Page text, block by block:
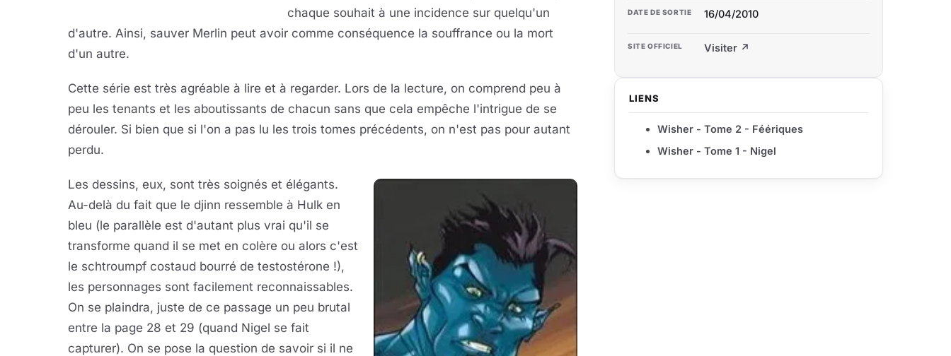
chaque souhait à une incidence sur quelqu'un
d'autre. Ainsi, sauver Merlin peut avoir comme conséquence la souffrance ou la mort
d'un autre.
Cette série est très agréable à lire et à regarder. Lors de la lecture, on comprend peu à
peu les tenants et les aboutissants de chacun sans que cela empêche l'intrigue de se
dérouler. Si bien que si l'on a pas lu les trois tomes précédents, on n'est pas pour autant
perdu.
Les dessins, eux, sont très soignés et élégants.
Au-delà du fait que le djinn ressemble à Hulk en
bleu (le parallèle est d'autant plus vrai qu'il se
transforme quand il se met en colère ou alors c'est
le schtroumpf costaud bourré de testostérone !),
les personnages sont facilement reconnaissables.
On se plaindra, juste de ce passage un peu brutal
entre la page 28 et 29 (quand Nigel se fait
capturer). On se pose la question de savoir si il ne
DATE DE SORTIE 16/04/2010
SITE OFFICIEL Visiter ↗
LIENS
Wisher - Tome 2 - Féériques
Wisher - Tome 1 - Nigel